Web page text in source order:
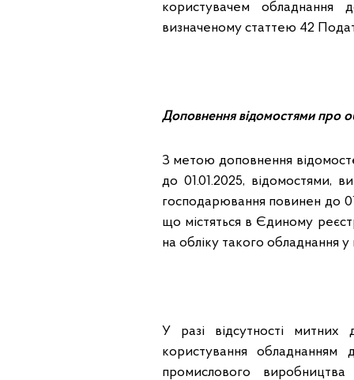
користувачем
визначеному статтею 42
Доповнення відомостями про
З метою доповнення
до 01.01.2025, відомостями,
господарювання повинен до
що містяться в Єдиному
на обліку такого обладнання
У разі відсутності митних
користування
промислового